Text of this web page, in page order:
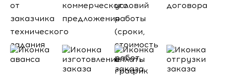
от
заказчика
технического
задания
коммерческого
предложения
условий
работы
(сроки,
стоимость
работ,
график
договора